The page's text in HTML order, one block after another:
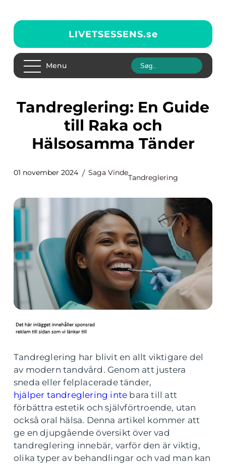
LIVETSESSENS.se
Menu
Tandreglering: En Guide
till Raka och
Hälsosamma Tänder
01 november 2024 Saga Vinde
Tandreglering
Tandreglering har blivit en allt viktigare del
av modern tandvård. Genom att justera
sneda eller felplacerade tänder,
hjälper tandreglering inte bara till att
förbättra estetik och självförtroende, utan
också oral hälsa. Denna artikel kommer att
ge en djupgående översikt över vad
tandreglering innebär, varför den är viktig,
olika typer av behandlingar och vad man kan